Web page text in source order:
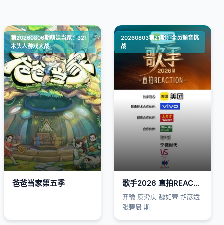
大陆综艺
第20260806期萌娃当家：321
木头人游戏大战
爸爸当家第五季
20260803第21期：全员颤音挑
战
歌手2026 直拍REACTION
齐豫 庾澄庆 魏如萱 胡彦斌
张碧晨 斯